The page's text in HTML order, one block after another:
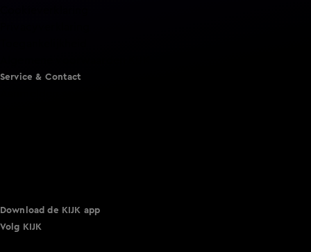
Service & Contact
Download de KIJK app
Volg KIJK